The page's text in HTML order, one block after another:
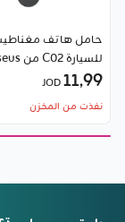
حامل هاتف
للسيارة C02 من Baseus
11٫99
نفذت من المخزن